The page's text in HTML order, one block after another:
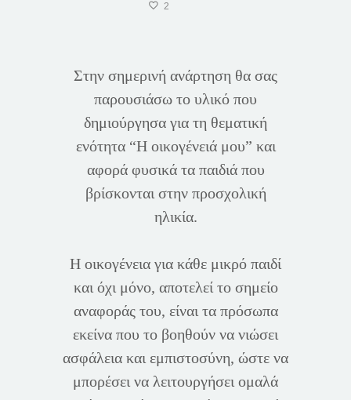
2
Στην σημερινή ανάρτηση θα σας
παρουσιάσω το υλικό που
δημιούργησα για τη θεματική
ενότητα “Η οικογένειά μου” και
αφορά φυσικά τα παιδιά που
βρίσκονται στην προσχολική
ηλικία.
Η οικογένεια για κάθε μικρό παιδί
και όχι μόνο, αποτελεί το σημείο
αναφοράς του, είναι τα πρόσωπα
εκείνα που το βοηθούν να νιώσει
ασφάλεια και εμπιστοσύνη, ώστε να
μπορέσει να λειτουργήσει ομαλά